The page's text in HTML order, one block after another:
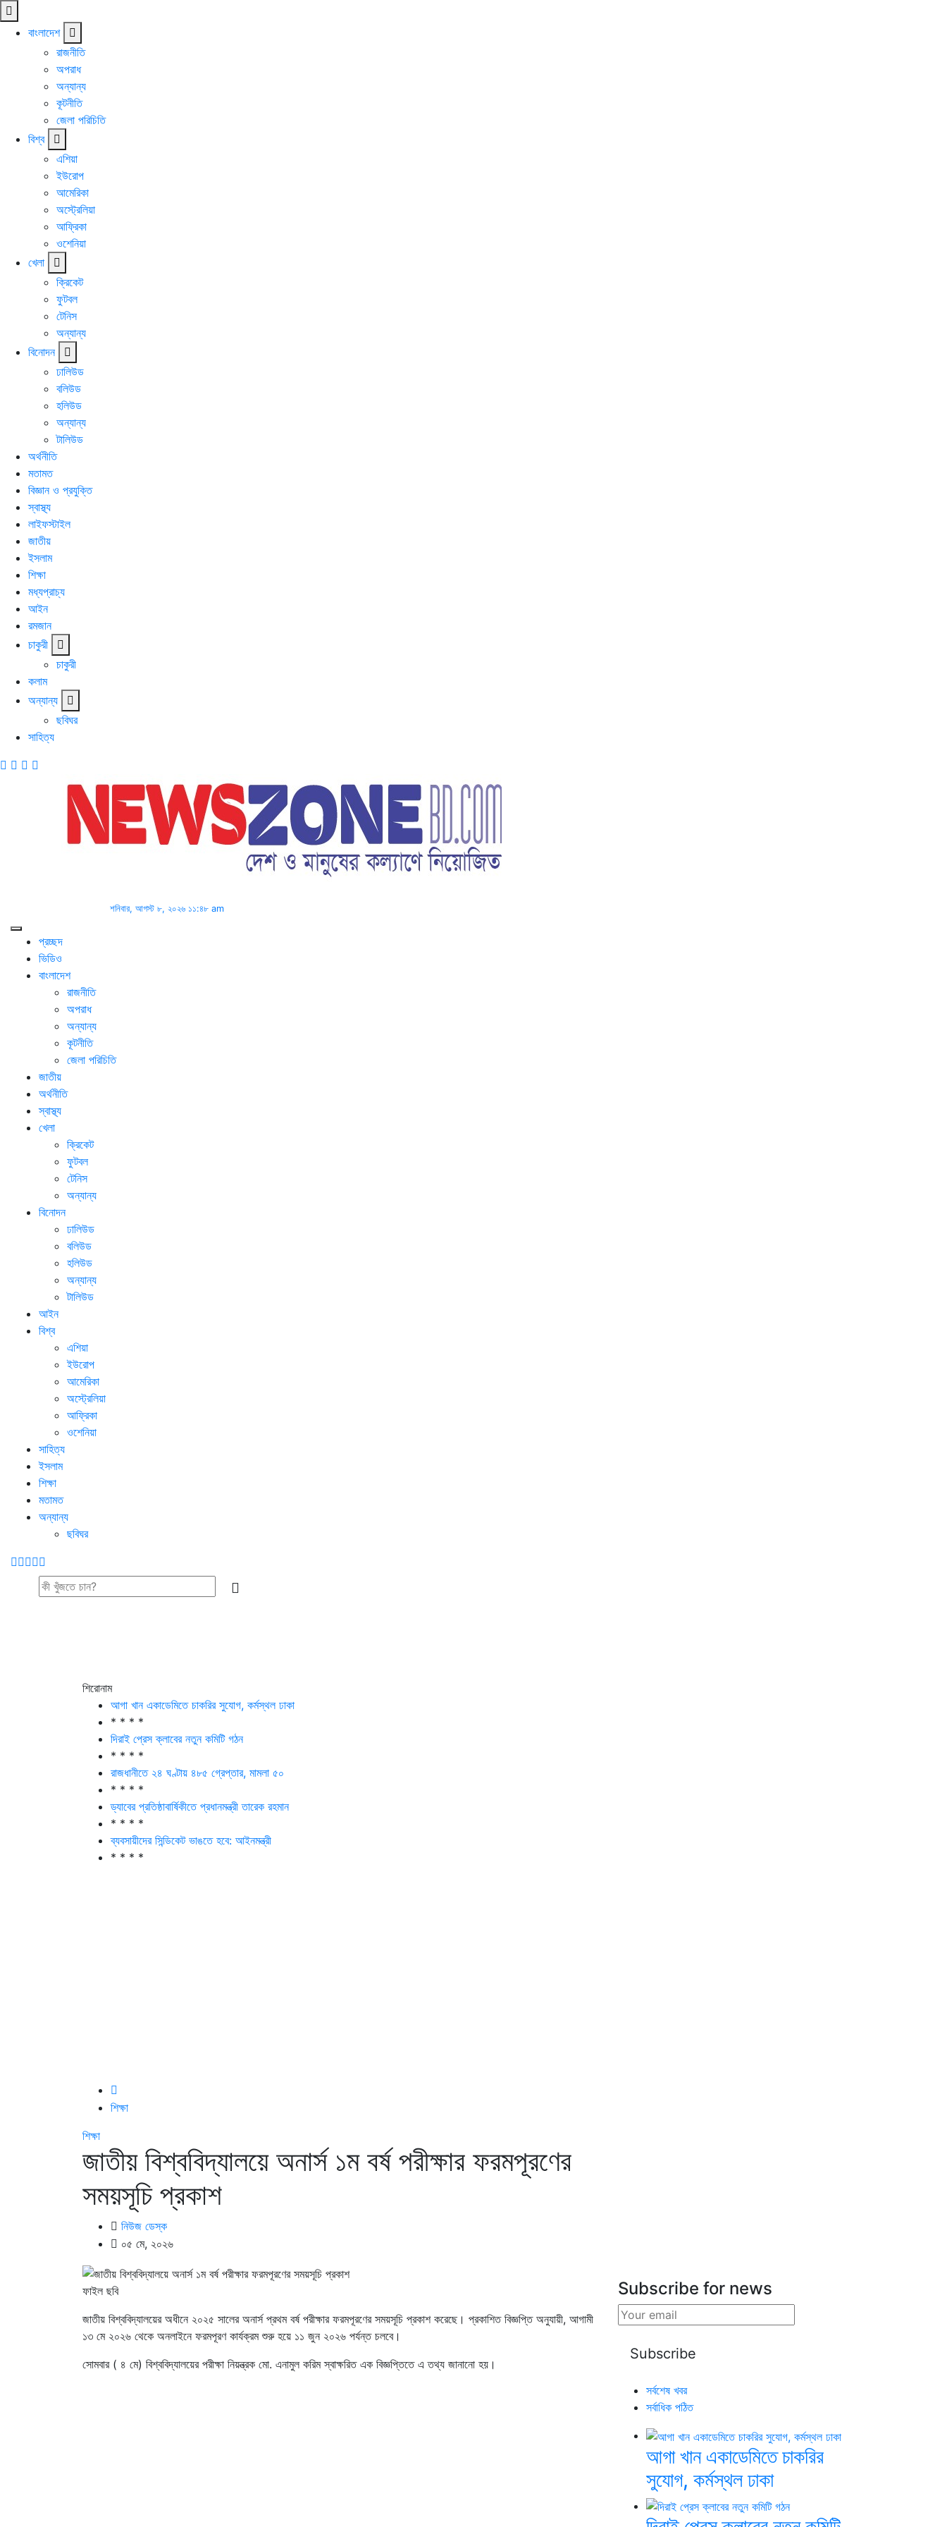
বাংলাদেশ
রাজনীতি
অপরাধ
অন্যান্য
কূটনীতি
জেলা পরিচিতি
বিশ্ব
এশিয়া
ইউরোপ
আমেরিকা
অস্ট্রেলিয়া
আফ্রিকা
ওশেনিয়া
খেলা
ক্রিকেট
ফুটবল
টেনিস
অন্যান্য
বিনোদন
ঢালিউড
বলিউড
হলিউড
অন্যান্য
টালিউড
অর্থনীতি
মতামত
বিজ্ঞান ও প্রযুক্তি
স্বাস্থ্য
লাইফস্টাইল
জাতীয়
ইসলাম
শিক্ষা
মধ্যপ্রাচ্য
আইন
রমজান
চাকুরী
চাকুরী
কলাম
অন্যান্য
ছবিঘর
সাহিত্য
শনিবার, আগস্ট ৮, ২০২৬ ১১:৪৮ am
প্রচ্ছদ
ভিডিও
বাংলাদেশ
রাজনীতি
অপরাধ
অন্যান্য
কূটনীতি
জেলা পরিচিতি
জাতীয়
অর্থনীতি
স্বাস্থ্য
খেলা
ক্রিকেট
ফুটবল
টেনিস
অন্যান্য
বিনোদন
ঢালিউড
বলিউড
হলিউড
অন্যান্য
টালিউড
আইন
বিশ্ব
এশিয়া
ইউরোপ
আমেরিকা
অস্ট্রেলিয়া
আফ্রিকা
ওশেনিয়া
সাহিত্য
ইসলাম
শিক্ষা
মতামত
অন্যান্য
ছবিঘর
শিরোনাম
আগা খান একাডেমিতে চাকরির সুযোগ, কর্মস্থল ঢাকা
* * * *
দিরাই প্রেস ক্লাবের নতুন কমিটি গঠন
* * * *
রাজধানীতে ২৪ ঘণ্টায় ৪৮৫ গ্রেপ্তার, মামলা ৫০
* * * *
ড্যাবের প্রতিষ্ঠাবার্ষিকীতে প্রধানমন্ত্রী তারেক রহমান
* * * *
ব্যবসায়ীদের সিন্ডিকেট ভাঙতে হবে: আইনমন্ত্রী
* * * *
শিক্ষা
শিক্ষা
জাতীয় বিশ্ববিদ্যালয়ে অনার্স ১ম বর্ষ পরীক্ষার ফরমপূরণের
সময়সূচি প্রকাশ
নিউজ ডেস্ক
০৫ মে, ২০২৬
ফাইল ছবি
জাতীয় বিশ্ববিদ্যালয়ের অধীনে ২০২৫ সালের অনার্স প্রথম বর্ষ পরীক্ষার ফরমপূরণের সময়সূচি প্রকাশ করেছে। প্রকাশিত বিজ্ঞপ্তি অনুযায়ী, আগামী
১৩ মে ২০২৬ থেকে অনলাইনে ফরমপূরণ কার্যক্রম শুরু হয়ে ১১ জুন ২০২৬ পর্যন্ত চলবে।
সোমবার ( ৪ মে) বিশ্ববিদ্যালয়ের পরীক্ষা নিয়ন্ত্রক মো. এনামুল করিম স্বাক্ষরিত এক বিজ্ঞপ্তিতে এ তথ্য জানানো হয়।
Subscribe for news
সর্বশেষ খবর
সর্বাধিক পঠিত
আগা খান একাডেমিতে চাকরির
সুযোগ, কর্মস্থল ঢাকা